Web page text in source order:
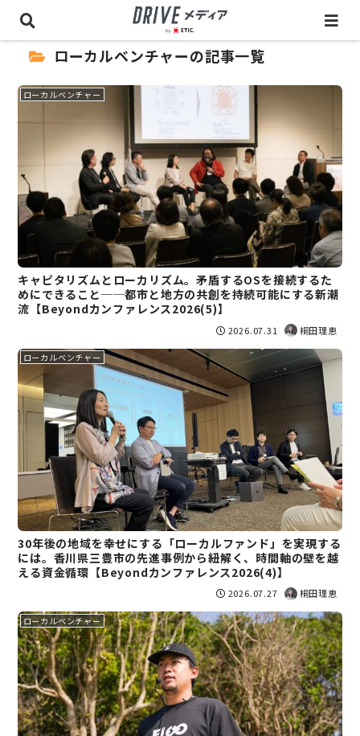
ローカルベンチャーの記事一覧
ローカルベンチャー
キャピタリズムとローカリズム。矛盾するOSを接続するた
めにできること──都市と地方の共創を持続可能にする新潮
流【Beyondカンファレンス2026(5)】
2026.07.31 桐田理恵
ローカルベンチャー
30年後の地域を幸せにする「ローカルファンド」を実現する
には。香川県三豊市の先進事例から紐解く、時間軸の壁を越
える資金循環【Beyondカンファレンス2026(4)】
2026.07.27 桐田理恵
ローカルベンチャー